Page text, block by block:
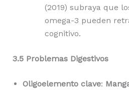
(2019) subraya que
omega-3 pueden
cognitivo.
3.5 Problemas Digestivos
Oligoelemento clave: